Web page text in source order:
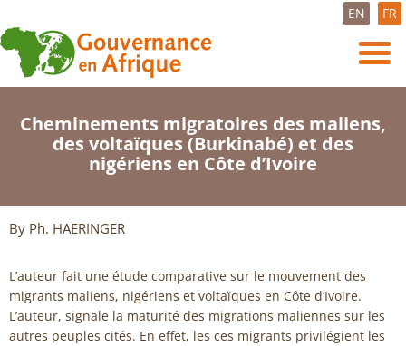
EN FR
Cheminements migratoires des maliens,
des voltaïques (Burkinabé) et des
nigériens en Côte d’Ivoire
By Ph. HAERINGER
L’auteur fait une étude comparative sur le mouvement des
migrants maliens, nigériens et voltaïques en Côte d’Ivoire.
L’auteur, signale la maturité des migrations maliennes sur les
autres peuples cités. En effet, les ces migrants privilégient les